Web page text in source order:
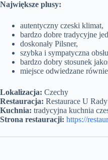
Największe plusy:
autentyczny czeski klimat,
bardzo dobre tradycyjne
doskonały Pilsner,
szybka i sympatyczna
bardzo dobry stosunek
miejsce odwiedzane
Lokalizacja: Czechy
Restauracja: Restaurace U Rady
Kuchnia: tradycyjna kuchnia
Strona restauracji: https://